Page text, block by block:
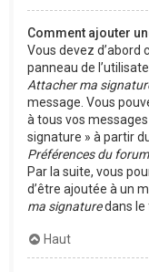
Comment ajouter
Vous devez d’abord
panneau de
Attacher ma
message. Vous
à tous vos
signature » à partir
Préférences du
Par la suite, vous
d’être ajoutée à un
ma signaturedans le
Haut